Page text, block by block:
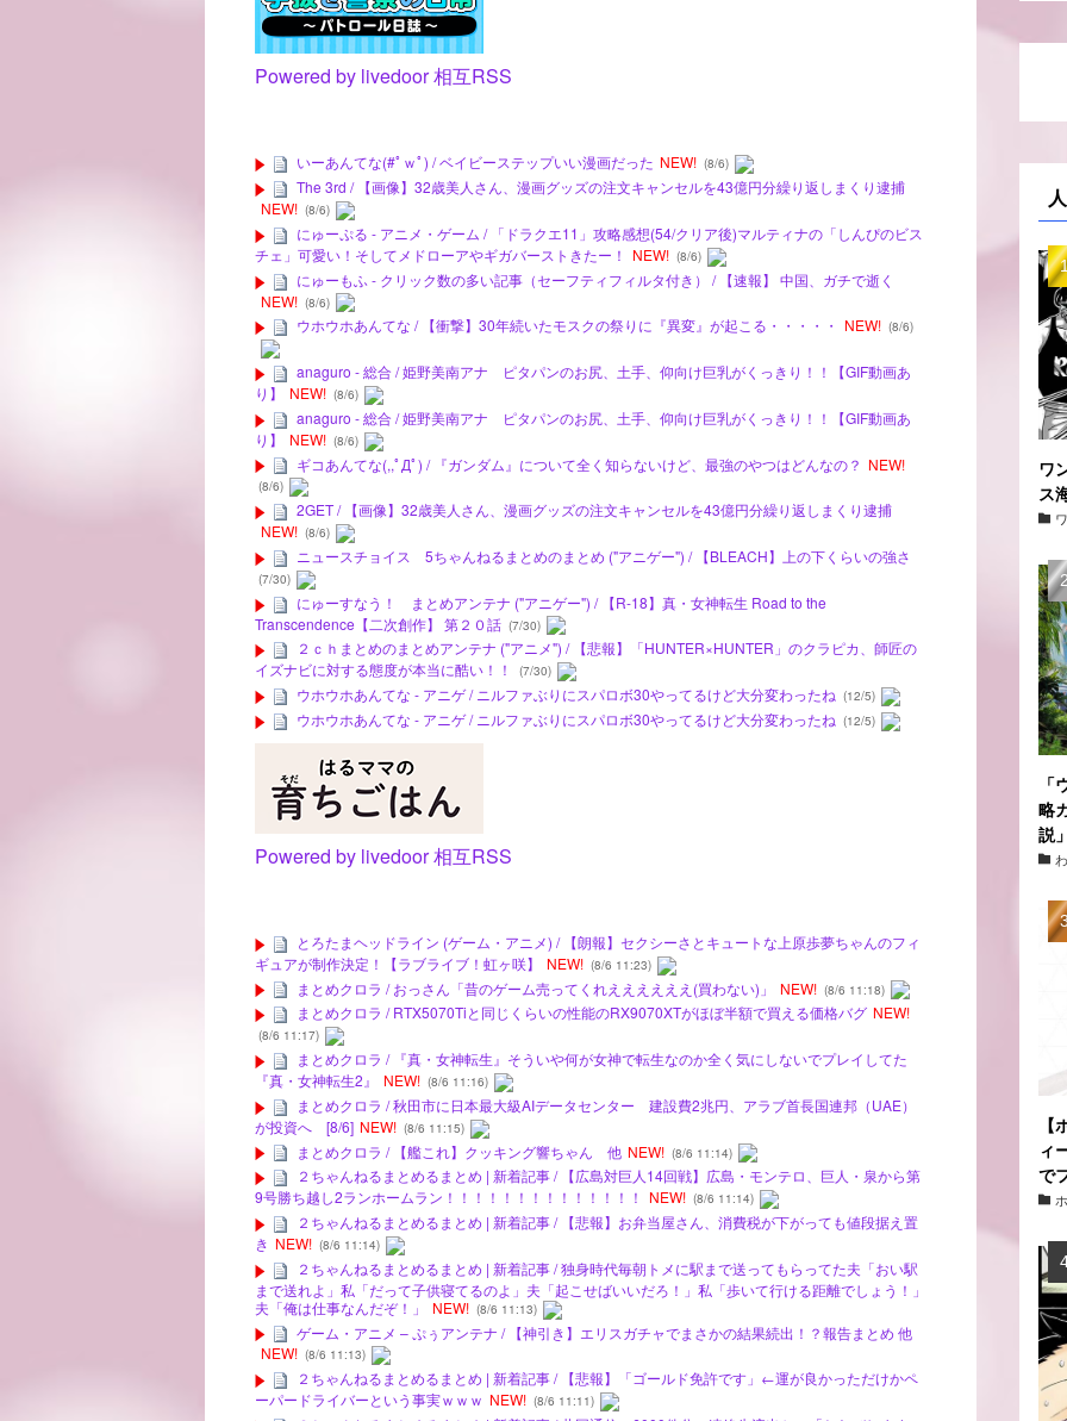
Powered by livedoor 相互RSS
いーあんてな(#ﾟｗﾟ) / ベイビーステップいい漫画だった NEW! (8/6)
The 3rd / 【画像】32歳美人さん、漫画グッズの注文キャンセルを43億円分繰り返しまくり逮捕
NEW! (8/6)
にゅーぷる - アニメ・ゲーム / 「ドラクエ11」攻略感想(54/クリア後)マルティナの「しんぴのビス
チェ」可愛い！そしてメドローアやギガバーストきたー！
NEW! (8/6)
にゅーもふ - クリック数の多い記事（セーフティフィルタ付き） / 【速報】 中国、ガチで逝く
NEW! (8/6)
ウホウホあんてな / 【衝撃】30年続いたモスクの祭りに『異変』が起こる・・・・・ NEW! (8/6)
anaguro - 総合 / 姫野美南アナ ピタパンのお尻、土手、仰向け巨乳がくっきり！！【GIF動画あ
り】
NEW! (8/6)
anaguro - 総合 / 姫野美南アナ ピタパンのお尻、土手、仰向け巨乳がくっきり！！【GIF動画あ
り】
NEW! (8/6)
ギコあんてな(,,ﾟДﾟ) / 『ガンダム』について全く知らないけど、最強のやつはどんなの？ NEW!
(8/6)
2GET / 【画像】32歳美人さん、漫画グッズの注文キャンセルを43億円分繰り返しまくり逮捕
NEW! (8/6)
ニュースチョイス 5ちゃんねるまとめのまとめ ("アニゲー") / 【BLEACH】上の下くらいの強さ
(7/30)
にゅーすなう！ まとめアンテナ ("アニゲー") / 【R-18】真・女神転生 Road to the
Transcendence【二次創作】 第２０話 (7/30)
２ｃｈまとめのまとめアンテナ ("アニメ") / 【悲報】「HUNTER×HUNTER」のクラピカ、師匠の
イズナビに対する態度が本当に酷い！！
(7/30)
ウホウホあんてな - アニゲ / ニルファぶりにスパロボ30やってるけど大分変わったね (12/5)
ウホウホあんてな - アニゲ / ニルファぶりにスパロボ30やってるけど大分変わったね (12/5)
Powered by livedoor 相互RSS
とろたまヘッドライン (ゲーム・アニメ) / 【朗報】セクシーさとキュートな上原歩夢ちゃんのフィ
ギュアが制作決定！【ラブライブ！虹ヶ咲】
NEW! (8/6 11:23)
まとめクロラ / おっさん「昔のゲーム売ってくれええええええ(買わない)」 NEW! (8/6 11:18)
まとめクロラ / RTX5070Tiと同じくらいの性能のRX9070XTがほぼ半額で買える価格バグ NEW!
(8/6 11:17)
まとめクロラ / 『真・女神転生』そういや何が女神で転生なのか全く気にしないでプレイしてた
『真・女神転生2』
NEW! (8/6 11:16)
まとめクロラ / 秋田市に日本最大級AIデータセンター 建設費2兆円、アラブ首長国連邦（UAE）
が投資へ [8/6] NEW! (8/6 11:15)
まとめクロラ / 【艦これ】クッキング響ちゃん 他 NEW! (8/6 11:14)
２ちゃんねるまとめるまとめ | 新着記事 / 【広島対巨人14回戦】広島・モンテロ、巨人・泉から第
9号勝ち越し2ランホームラン！！！！！！！！！！！！！！
NEW! (8/6 11:14)
２ちゃんねるまとめるまとめ | 新着記事 / 【悲報】お弁当屋さん、消費税が下がっても値段据え置
き NEW! (8/6 11:14)
２ちゃんねるまとめるまとめ | 新着記事 / 独身時代毎朝トメに駅まで送ってもらってた夫「おい駅
まで送れよ」私「だって子供寝てるのよ」夫「起こせばいいだろ！」私「歩いて行ける距離でしょう！」
夫「俺は仕事なんだぞ！」
NEW! (8/6 11:13)
ゲーム・アニメ – ぷぅアンテナ / 【神引き】エリスガチャでまさかの結果続出！？報告まとめ 他
NEW! (8/6 11:13)
２ちゃんねるまとめるまとめ | 新着記事 / 【悲報】「ゴールド免許です」←運が良かっただけかペ
ーパードライバーという事実ｗｗｗ NEW! (8/6 11:11)
ワ
ス
略
説
ィ
で